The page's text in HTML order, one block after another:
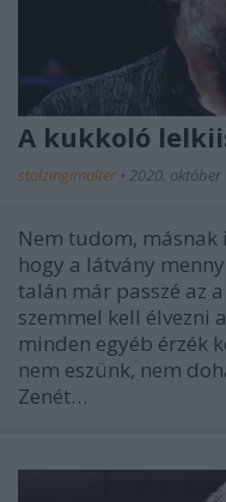
A kukkoló
stolzingimalter • 2020. október
Nem tudom,
hogy a látvány
talán már passzé az
szemmel kell élvezni
minden egyéb érzék
nem eszünk, nem
Zenét…